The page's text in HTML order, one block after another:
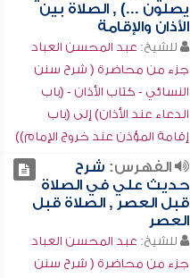
يصلون ...) , الصلاة بين
الأذان والإقامة
للشيخ: عبد المحسن العباد
جزء من محاضرة ( شرح سنن
النسائي - كتاب الأذان - (باب
الدعاء عند الأذان) إلى (باب
إقامة المؤذن عند خروج الإمام))
الفهرس: شرح
حديث علي في الصلاة
قبل العصر , الصلاة قبل
العصر
للشيخ: عبد المحسن العباد
جزء من محاضرة ( شرح سنن